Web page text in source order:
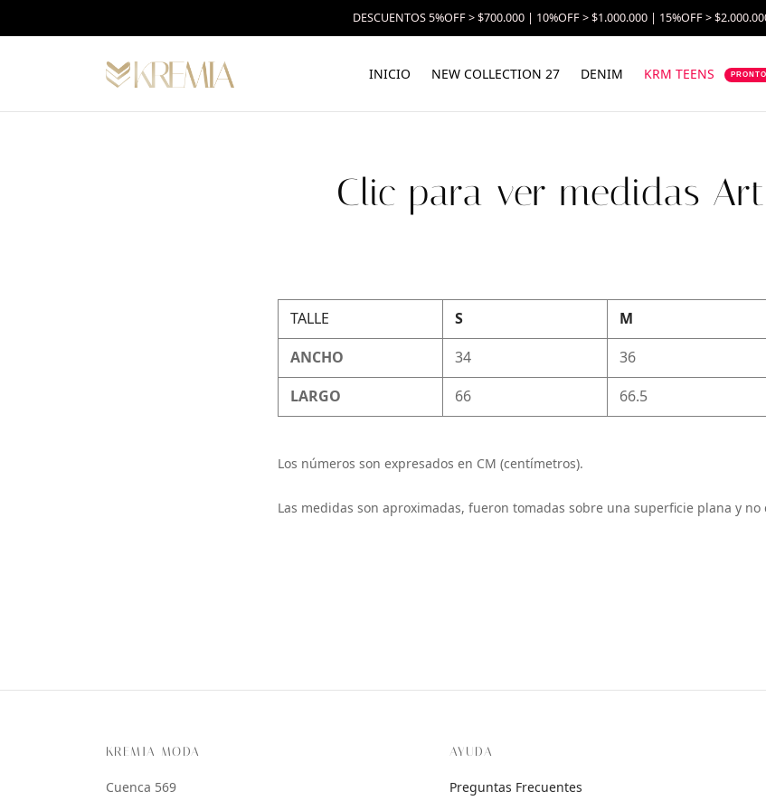
DESCUENTOS 5%OFF > $700.000 | 10%OFF > $1.000.000 | 15%OFF >
INICIO NEW COLLECTION 27 DENIM KRM TEENS PRONTO
Clic para ver medidas
TALLE S M
ANCHO
34 36
LARGO
66 66.5
Los números son expresados en CM (centímetros).
Las medidas son aproximadas, fueron tomadas sobre una superficie plana y no
KREMIA MODA
Cuenca 569
AYUDA
Preguntas Frecuentes